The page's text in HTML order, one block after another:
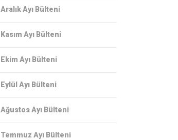
Aralık Ayı Bülteni
Kasım Ayı Bülteni
Ekim Ayı Bülteni
Eylül Ayı Bülteni
Ağustos Ayı Bülteni
Temmuz Ayı Bülteni